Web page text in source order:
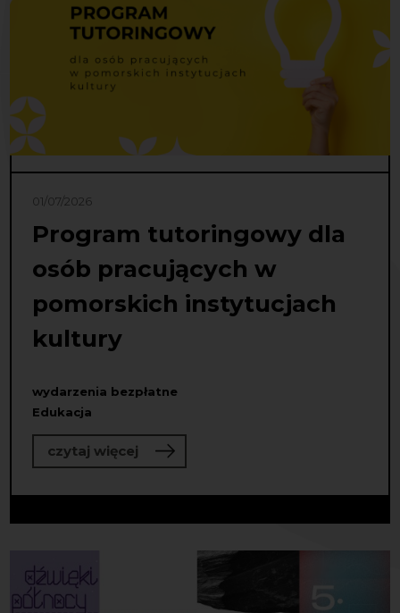
01/07/2026
Program tutoringowy dla
osób pracujących w
pomorskich instytucjach
kultury
wydarzenia bezpłatne
Edukacja
czytaj więcejo Program tutoringowy dla osób